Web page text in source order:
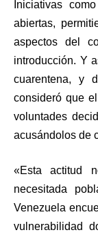
Iniciativas
abiertas,
aspectos del
introducción. Y
cuarentena, y
consideró que
voluntades
acusándolos de
«Esta actitud
necesitada
Venezuela
vulnerabilidad